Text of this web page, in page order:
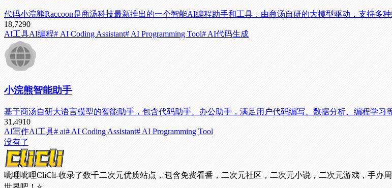
代码小浣熊Raccoon是商汤科技最新推出的一个智能AI编程助手和工具，由商汤自研的大模型驱动，支持多
18,7290
AI工具AI编程# AI Coding Assistant# AI Programming Tool# AI代码生成
小浣熊智能助手
基于商汤自研大语言模型的智能助手，包含代码助手、办公助手，满足用户代码编写、数据分析、编程学习
31,4910
AI写作AI工具# ai# AI Coding Assistant# AI Programming Tool
没有了
呲哩呲哩CliCli-收录了数千二次元优质站点，包含免费看番，二次元社区，二次元小说，二次元游戏，手